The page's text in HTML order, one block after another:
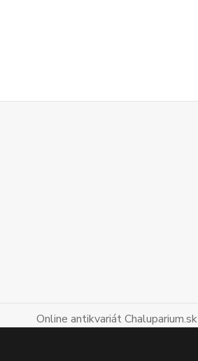
Online antikvariát Chaluparium.sk